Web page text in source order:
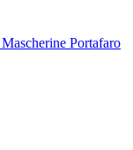
Portafaro